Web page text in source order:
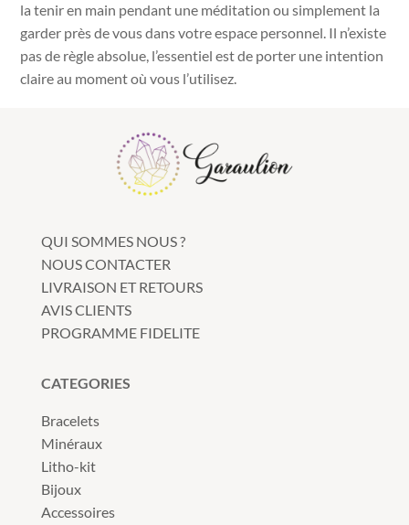
la tenir en main pendant une méditation ou simplement la
garder près de vous dans votre espace personnel. Il n’existe
pas de règle absolue, l’essentiel est de porter une intention
claire au moment où vous l’utilisez.
QUI SOMMES NOUS ?
NOUS CONTACTER
LIVRAISON ET RETOURS
AVIS CLIENTS
PROGRAMME FIDELITE
CATEGORIES
Bracelets
Minéraux
Litho-kit
Bijoux
Accessoires